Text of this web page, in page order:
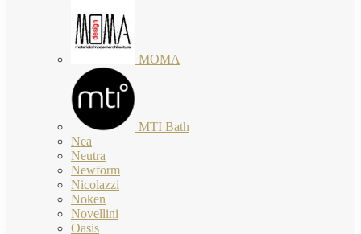
MOMA
MTI Bath
Nea
Neutra
Newform
Nicolazzi
Noken
Novellini
Oasis